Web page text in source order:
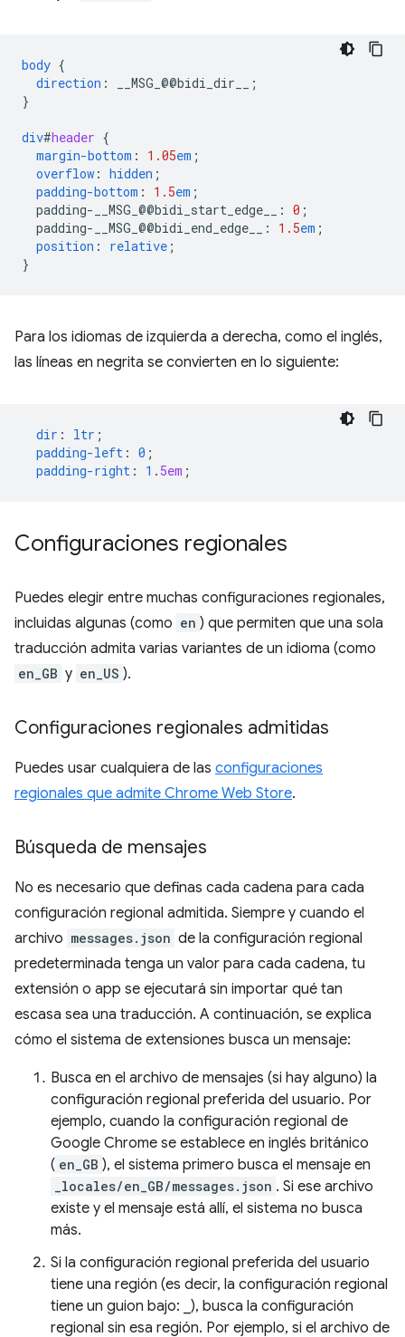
body {
direction : __MSG_ @@bidi_dir__
;
}
div#header {
margin-bottom : 1.05em ;
overflow : hidden ;
padding-bottom : 1.5em ;
padding-__MSG_@@bidi_start_edge__ : 0 ;
padding-__MSG_@@bidi_end_edge__ : 1.5em ;
position : relative ;
}
Para los idiomas de izquierda a derecha, como el inglés,
las líneas en negrita se convierten en lo siguiente:
dir : ltr ;
padding-left : 0 ;
padding-right : 1 . 5em ;
Configuraciones regionales
Puedes elegir entre muchas configuraciones regionales,
incluidas algunas (como en ) que permiten que una sola
traducción admita varias variantes de un idioma (como
en_GB y en_US ).
Configuraciones regionales admitidas
Puedes usar cualquiera de las configuraciones
regionales que admite Chrome Web Store.
Búsqueda de mensajes
No es necesario que definas cada cadena para cada
configuración regional admitida. Siempre y cuando el
archivo messages.json de la configuración regional
predeterminada tenga un valor para cada cadena, tu
extensión o app se ejecutará sin importar qué tan
escasa sea una traducción. A continuación, se explica
cómo el sistema de extensiones busca un mensaje:
Busca en el archivo de mensajes (si hay alguno) la
configuración regional preferida del usuario. Por
ejemplo, cuando la configuración regional de
Google Chrome se establece en inglés británico
( en_GB ), el sistema primero busca el mensaje en
_locales/en_GB/messages.json . Si ese archivo
existe y el mensaje está allí, el sistema no busca
más.
Si la configuración regional preferida del usuario
tiene una región (es decir, la configuración regional
tiene un guion bajo: _), busca la configuración
regional sin esa región. Por ejemplo, si el archivo de